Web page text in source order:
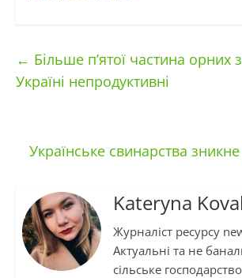
← Більше п’ятої частина орних
Україні непродуктивні
Українське свинарства
Kateryna
Журналіст ресурсу
Актуальні та не
сільське